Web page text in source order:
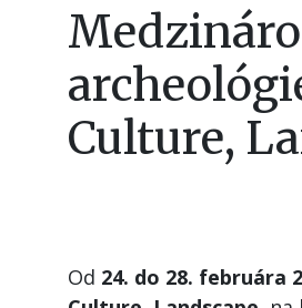
Culture,
Od 24. do 28. februára